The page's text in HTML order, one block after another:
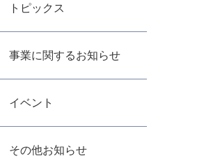
トピックス
事業に関するお知らせ
イベント
その他お知らせ